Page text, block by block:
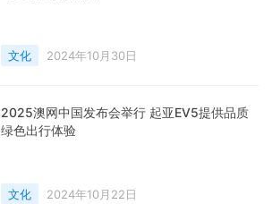
文化 2024年10月30日
2025澳网中国发布会举行 起亚EV5提供品质
绿色出行体验
文化 2024年10月22日